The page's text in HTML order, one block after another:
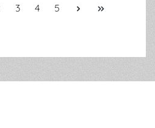
Seite
3 Seite
4 Seite
5